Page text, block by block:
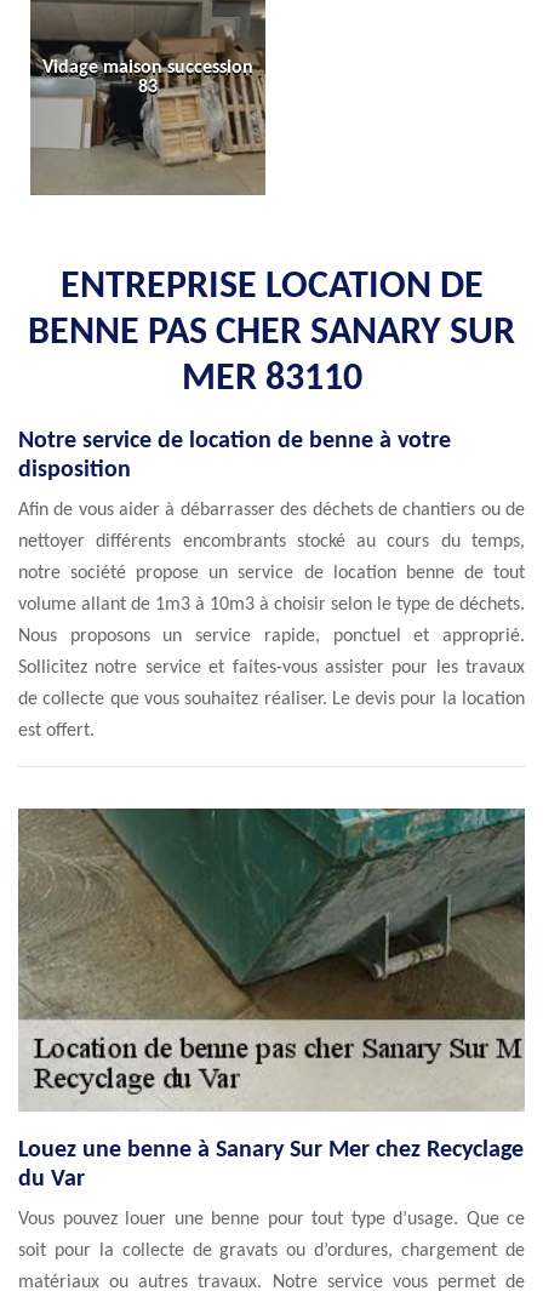
Vidage maison succession
83
ENTREPRISE LOCATION DE
BENNE PAS CHER SANARY SUR
MER 83110
Notre service de location de benne à votre
disposition
Afin de vous aider à débarrasser des déchets de chantiers ou de
nettoyer différents encombrants stocké au cours du temps,
notre société propose un service de location benne de tout
volume allant de 1m3 à 10m3 à choisir selon le type de déchets.
Nous proposons un service rapide, ponctuel et approprié.
Sollicitez notre service et faites-vous assister pour les travaux
de collecte que vous souhaitez réaliser. Le devis pour la location
est offert.
Louez une benne à Sanary Sur Mer chez Recyclage
du Var
Vous pouvez louer une benne pour tout type d’usage. Que ce
soit pour la collecte de gravats ou d’ordures, chargement de
matériaux ou autres travaux. Notre service vous permet de